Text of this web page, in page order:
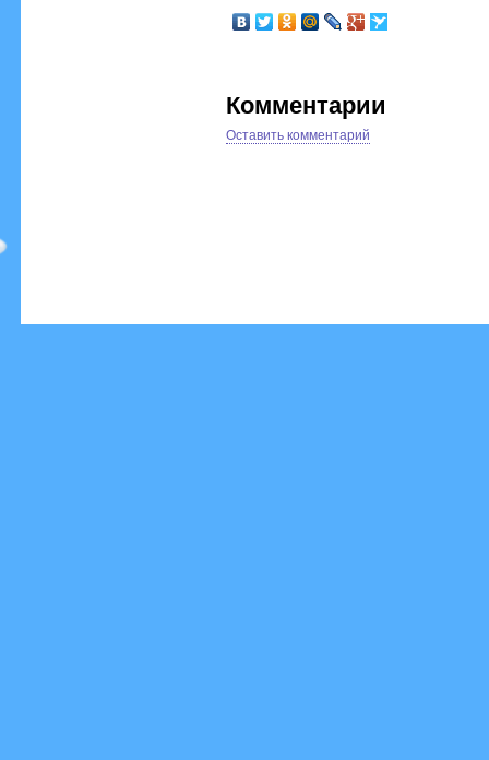
Комментарии
Оставить комментарий